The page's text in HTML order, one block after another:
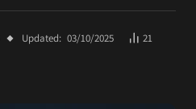
Updated: 03/10/2025 21